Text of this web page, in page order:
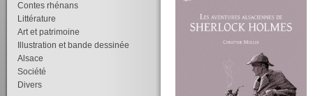
Contes rhénans
Littérature
Art et patrimoine
Illustration et bande dessinée
Alsace
Société
Divers